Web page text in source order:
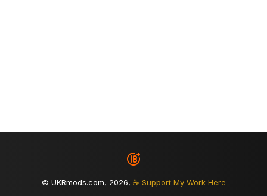
© UKRmods.com, 2026, ☕ Support My Work Here